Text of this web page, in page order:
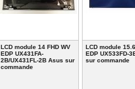
LCD module 14 FHD WV
EDP UX431FA-
2B/UX431FL-2B Asus sur
commande
LCD module
EDP UX533FD-
sur commande